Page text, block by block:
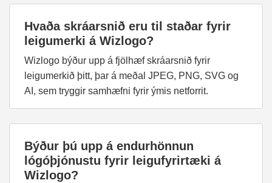
Hvaða skráarsnið eru til staðar fyrir
leigumerki á Wizlogo?
Wizlogo býður upp á fjölhæf skráarsnið fyrir
leigumerkið þitt, þar á meðal JPEG, PNG, SVG og
AI, sem tryggir samhæfni fyrir ýmis netforrit.
Býður þú upp á endurhönnun
lógóþjónustu fyrir leigufyrirtæki á
Wizlogo?